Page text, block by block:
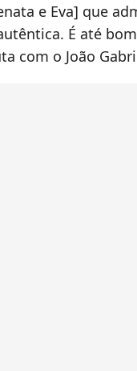
e Eva] que
É até
com o João